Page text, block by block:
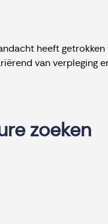
heeft
van verpleging
zoeken